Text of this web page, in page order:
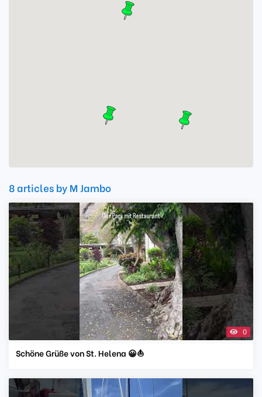
8 articles by M Jambo
0
Schöne Grüße von St. Helena 😀⛵️